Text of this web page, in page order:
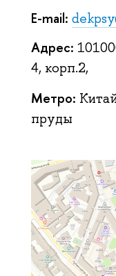
E-mail:
Адрес:
4, корп.2,
Метро:
пруды